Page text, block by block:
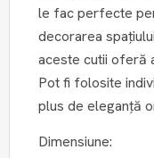
le fac perfecte
decorarea
aceste cutii oferă
Pot fi folosite
plus de eleganță
Dimensiune: